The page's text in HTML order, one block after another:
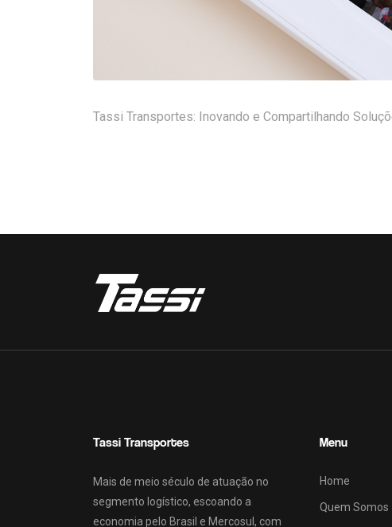
Tassi Transportes: Inovando e Compartilhando
Tassi Transportes
Mais de meio século de atuação no
segmento logístico, escoando a
economia pelo Brasil e Mercosul, com
Menu
Home
Quem Somos